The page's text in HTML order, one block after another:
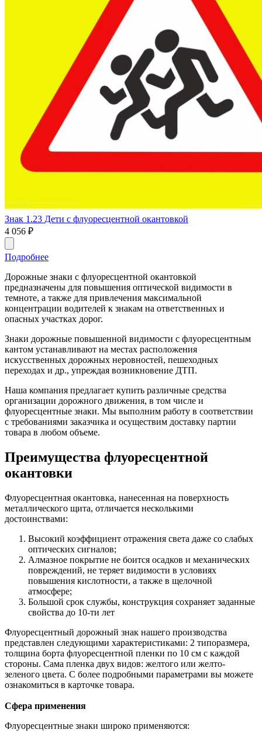
Знак 1.23 Дети с флуоресцентной окантовкой
4 056 ₽
Подробнее
Дорожные знаки с флуоресцентной окантовкой
предназначены для повышения оптической видимости в
темноте, а также для привлечения максимальной
концентрации водителей к знакам на ответственных и
опасных участках дорог.
Знаки дорожные повышенной видимости с флуоресцентным
кантом устанавливают на местах расположения
искусственных дорожных неровностей, пешеходных
переходах и др., упреждая возникновение ДТП.
Наша компания предлагает купить различные средства
организации дорожного движения, в том числе и
флуоресцентные знаки. Мы выполним работу в соответствии
с требованиями заказчика и осуществим доставку партии
товара в любом объеме.
Преимущества флуоресцентной
окантовки
Флуоресцентная окантовка, нанесенная на поверхность
металлического щита, отличается несколькими
достоинствами:
Высокий коэффициент отражения света даже со слабых
оптических сигналов;
Алмазное покрытие не боится осадков и механических
повреждений, не теряет видимости в условиях
повышения кислотности, а также в щелочной
атмосфере;
Большой срок службы, конструкция сохраняет заданные
свойства до 10-ти лет
Флуоресцентный дорожный знак нашего производства
представлен следующими характеристиками: 2 типоразмера,
толщина борта флуоресцентной пленки по 10 см с каждой
стороны. Сама пленка двух видов: желтого или желто-
зеленого цвета. С более подробными параметрами вы можете
ознакомиться в карточке товара.
Сфера применения
Флуоресцентные знаки широко применяются: